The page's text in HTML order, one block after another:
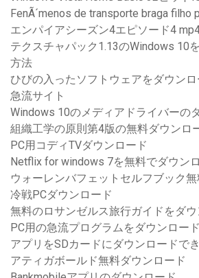
FenÃ´menos de transporte braga filho
エンパイアシーズン4エピソード4
テクスチャパック1.13のWindows 10
方法
ひびの入ったソフトウェアをダウン
急流サイト
Windows 10のメディアドライバーの
組織工学の原則第4版の無料ダウンロ
PC用コディTVダウンロード
Netflix for windows 7を無料でダウン
ウォーレンバフェットセルフブック
冷戦PCダウンロード
無料のロサンゼルス旅行ガイドをダ
PC用の急流プログラムをダウンロード
アプリをSDカードにダウンロードで
アティガボールド無料ダウンロード